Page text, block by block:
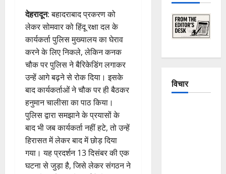
देहरादून: बहादराबाद प्रकरण को
लेकर सोमवार को हिंदू रक्षा दल के
कार्यकर्ता पुलिस मुख्यालय का घेराव
करने के लिए निकले, लेकिन कनक
चौक पर पुलिस ने बैरिकेडिंग लगाकर
उन्हें आगे बढ़ने से रोक दिया। इसके
बाद कार्यकर्ताओं ने चौक पर ही बैठकर
हनुमान चालीसा का पाठ किया।
पुलिस द्वारा समझाने के प्रयासों के
बाद भी जब कार्यकर्ता नहीं हटे, तो उन्हें
हिरासत में लेकर बाद में छोड़ दिया
गया। यह प्रदर्शन 13 दिसंबर की एक
घटना से जुड़ा है, जिसे लेकर संगठन ने
विचार